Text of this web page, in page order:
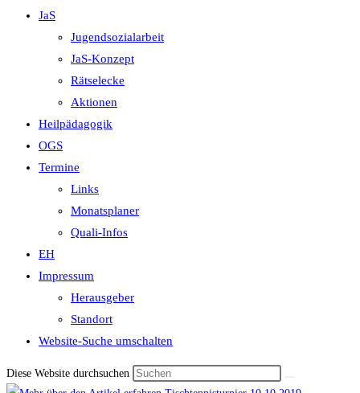
JaS
Jugendsozialarbeit
JaS-Konzept
Rätselecke
Aktionen
Heilpädagogik
OGS
Termine
Links
Monatsplaner
Quali-Infos
EH
Impressum
Herausgeber
Standort
Website-Suche umschalten
Diese Website durchsuchen